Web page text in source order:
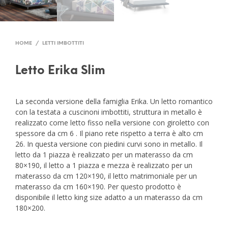
HOME / LETTI IMBOTTITI
Letto Erika Slim
La seconda versione della famiglia Erika. Un letto romantico
con la testata a cuscinoni imbottiti, struttura in metallo è
realizzato come letto fisso nella versione con giroletto con
spessore da cm 6 . Il piano rete rispetto a terra è alto cm
26. In questa versione con piedini curvi sono in metallo. Il
letto da 1 piazza è realizzato per un materasso da cm
80×190, il letto a 1 piazza e mezza è realizzato per un
materasso da cm 120×190, il letto matrimoniale per un
materasso da cm 160×190. Per questo prodotto è
disponibile il letto king size adatto a un materasso da cm
180×200.